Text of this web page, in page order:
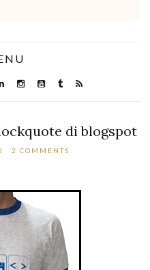
di blogspot
2 COMMENTS: